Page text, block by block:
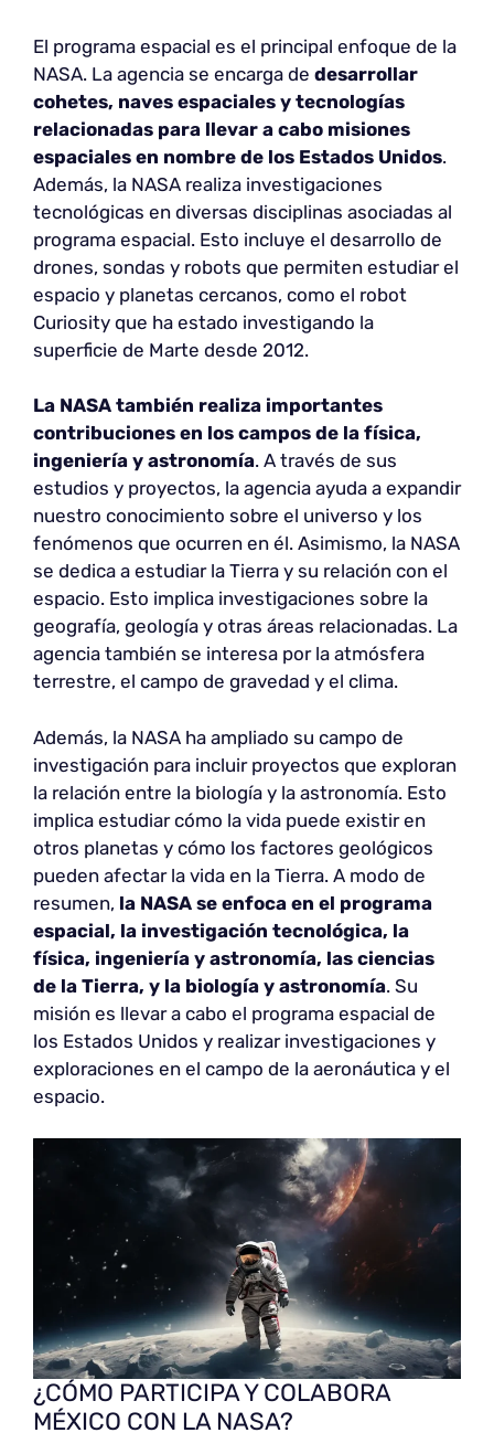
El programa espacial es el principal enfoque de la
NASA. La agencia se encarga de desarrollar
cohetes, naves espaciales y tecnologías
relacionadas para llevar a cabo misiones
espaciales en nombre de los Estados Unidos.
Además, la NASA realiza investigaciones
tecnológicas en diversas disciplinas asociadas al
programa espacial. Esto incluye el desarrollo de
drones, sondas y robots que permiten estudiar el
espacio y planetas cercanos, como el robot
Curiosity que ha estado investigando la
superficie de Marte desde 2012.
La NASA también realiza importantes
contribuciones en los campos de la física,
ingeniería y astronomía. A través de sus
estudios y proyectos, la agencia ayuda a expandir
nuestro conocimiento sobre el universo y los
fenómenos que ocurren en él. Asimismo, la NASA
se dedica a estudiar la Tierra y su relación con el
espacio. Esto implica investigaciones sobre la
geografía, geología y otras áreas relacionadas. La
agencia también se interesa por la atmósfera
terrestre, el campo de gravedad y el clima.
Además, la NASA ha ampliado su campo de
investigación para incluir proyectos que exploran
la relación entre la biología y la astronomía. Esto
implica estudiar cómo la vida puede existir en
otros planetas y cómo los factores geológicos
pueden afectar la vida en la Tierra. A modo de
resumen, la NASA se enfoca en el programa
espacial, la investigación tecnológica, la
física, ingeniería y astronomía, las ciencias
de la Tierra, y la biología y astronomía. Su
misión es llevar a cabo el programa espacial de
los Estados Unidos y realizar investigaciones y
exploraciones en el campo de la aeronáutica y el
espacio.
¿CÓMO PARTICIPA Y COLABORA
MÉXICO CON LA NASA?